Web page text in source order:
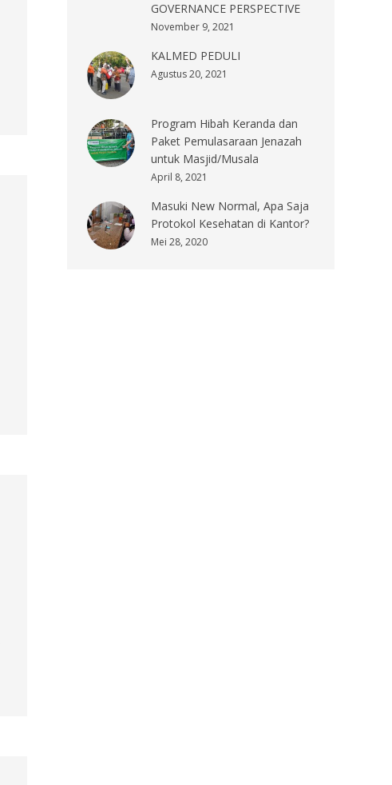
GOVERNANCE PERSPECTIVE
November 9, 2021
KALMED PEDULI
Agustus 20, 2021
Program Hibah Keranda dan
Paket Pemulasaraan Jenazah
untuk Masjid/Musala
April 8, 2021
Masuki New Normal, Apa Saja
Protokol Kesehatan di Kantor?
Mei 28, 2020